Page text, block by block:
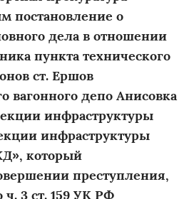
постановление о
дела в отношении
пункта технического
ст. Ершов
вагонного депо Анисовка
инфраструктуры
инфраструктуры
который
преступления,
3 ст. 159 УК РФ